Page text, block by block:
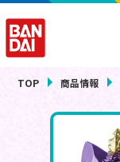
TOP 商品情報